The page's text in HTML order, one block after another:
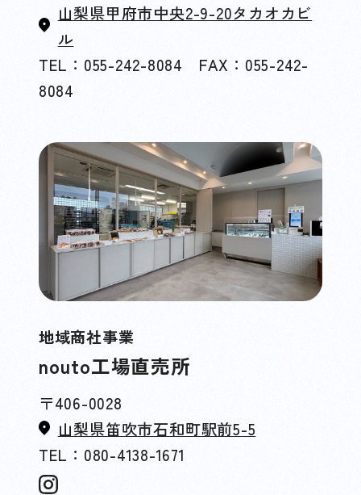
山梨県甲府市中央2-9-20タカオカビ
ル
TEL：055-242-8084 FAX：055-242-
8084
地域商社事業
nouto工場直売所
〒406-0028
山梨県笛吹市石和町駅前5-5
TEL：080-4138-1671